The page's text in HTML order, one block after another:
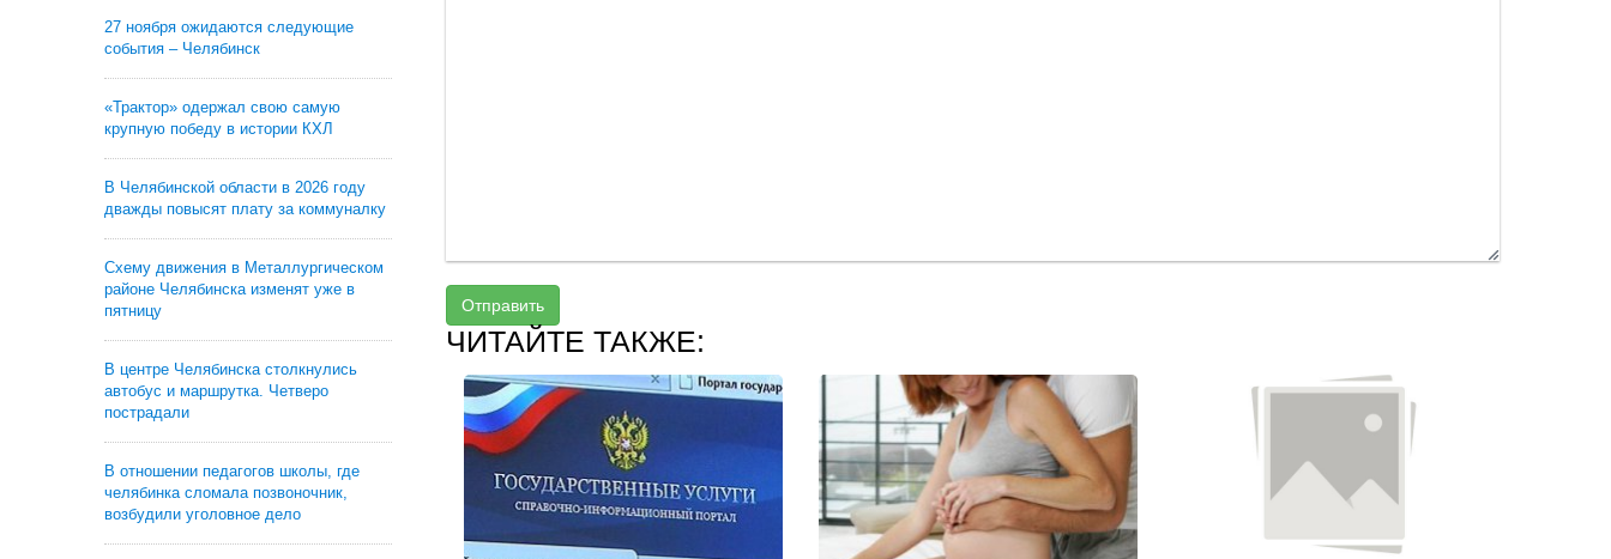
27 ноября ожидаются следующие
события – Челябинск
«Трактор» одержал свою самую
крупную победу в истории КХЛ
В Челябинской области в 2026 году
дважды повысят плату за коммуналку
Схему движения в Металлургическом
районе Челябинска изменят уже в
пятницу
В центре Челябинска столкнулись
автобус и маршрутка. Четверо
пострадали
В отношении педагогов школы, где
челябинка сломала позвоночник,
возбудили уголовное дело
Отправить
ЧИТАЙТЕ ТАКЖЕ: